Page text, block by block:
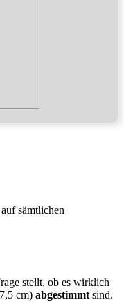
sämtlichen
stellt, ob es wirklich
cm) abgestimmt sind.